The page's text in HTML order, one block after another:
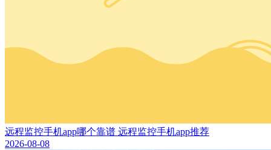
远程监控手机app哪个靠谱 远程监控手机app推荐
2026-08-08